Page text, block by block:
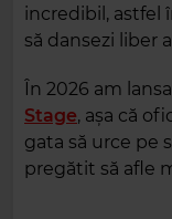
incredibil, astfel
să dansezi liber
În 2026 am
Stage, așa că
gata să urce pe
pregătit să afle